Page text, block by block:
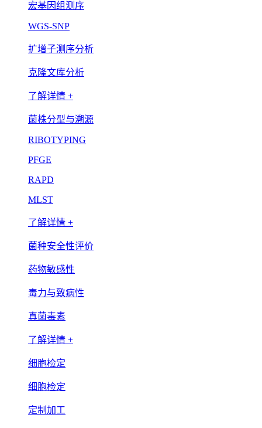
宏基因组测序
WGS-SNP
扩增子测序分析
克隆文库分析
了解详情 +
菌株分型与溯源
RIBOTYPING
PFGE
RAPD
MLST
了解详情 +
菌种安全性评价
药物敏感性
毒力与致病性
真菌毒素
了解详情 +
细胞检定
细胞检定
定制加工